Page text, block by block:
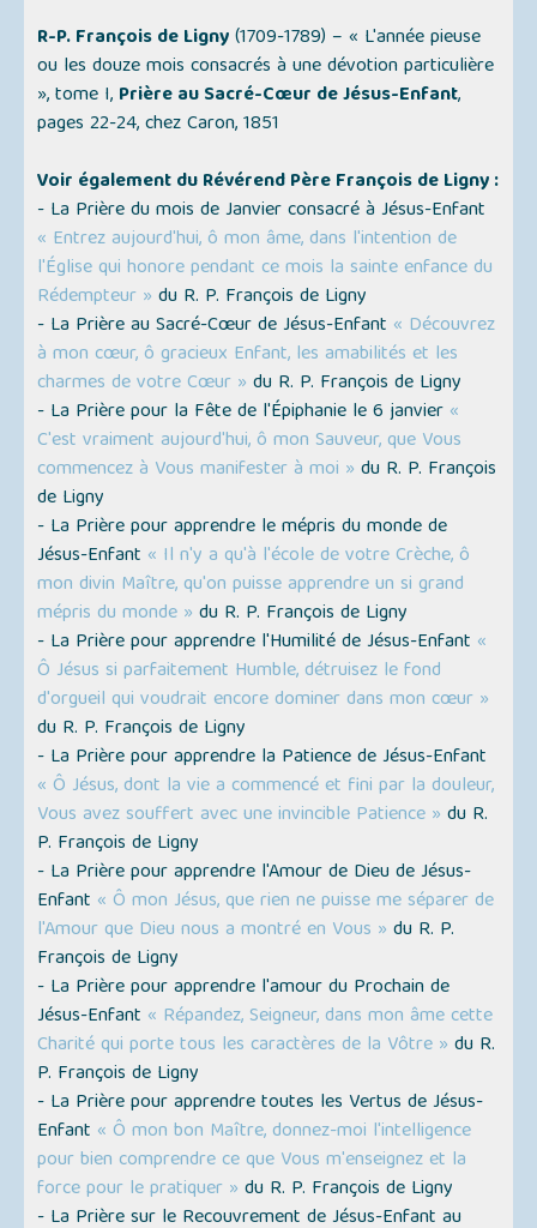
R-P. François de Ligny(1709-1789) –« L'année pieuse
ou les douze mois consacrés à une dévotion particulière
», tome I, Prière au Sacré-Cœur de Jésus-Enfant,
pages 22-24, chez Caron, 1851
Voir également du Révérend Père François de Ligny :
- La Prière du mois de Janvier consacré à Jésus-Enfant
« Entrez aujourd'hui, ô mon âme, dans l'intention de
l'Église qui honore pendant ce mois la sainte enfance du
Rédempteur » du R. P. François de Ligny
- La Prière au Sacré-Cœur de Jésus-Enfant « Découvrez
à mon cœur, ô gracieux Enfant, les amabilités et les
charmes de votre Cœur » du R. P. François de Ligny
- La Prière pour la Fête de l'Épiphanie le 6 janvier «
C'est vraiment aujourd'hui, ô mon Sauveur, que Vous
commencez à Vous manifester à moi » du R. P. François
de Ligny
- La Prière pour apprendre le mépris du monde de
Jésus-Enfant « Il n'y a qu'à l'école de votre Crèche, ô
mon divin Maître, qu'on puisse apprendre un si grand
mépris du monde » du R. P. François de Ligny
- La Prière pour apprendre l'Humilité de Jésus-Enfant «
Ô Jésus si parfaitement Humble, détruisez le fond
d'orgueil qui voudrait encore dominer dans mon cœur »
du R. P. François de Ligny
- La Prière pour apprendre la Patience de Jésus-Enfant
« Ô Jésus, dont la vie a commencé et fini par la douleur,
Vous avez souffert avec une invincible Patience » du R.
P. François de Ligny
- La Prière pour apprendre l'Amour de Dieu de Jésus-
Enfant « Ô mon Jésus, que rien ne puisse me séparer de
l'Amour que Dieu nous a montré en Vous » du R. P.
François de Ligny
- La Prière pour apprendre l'amour du Prochain de
Jésus-Enfant « Répandez, Seigneur, dans mon âme cette
Charité qui porte tous les caractères de la Vôtre » du R.
P. François de Ligny
- La Prière pour apprendre toutes les Vertus de Jésus-
Enfant « Ô mon bon Maître, donnez-moi l'intelligence
pour bien comprendre ce que Vous m'enseignez et la
force pour le pratiquer » du R. P. François de Ligny
- La Prière sur le Recouvrement de Jésus-Enfant au